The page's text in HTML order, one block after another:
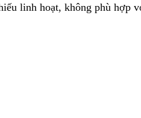
linh hoạt, không phù hợp